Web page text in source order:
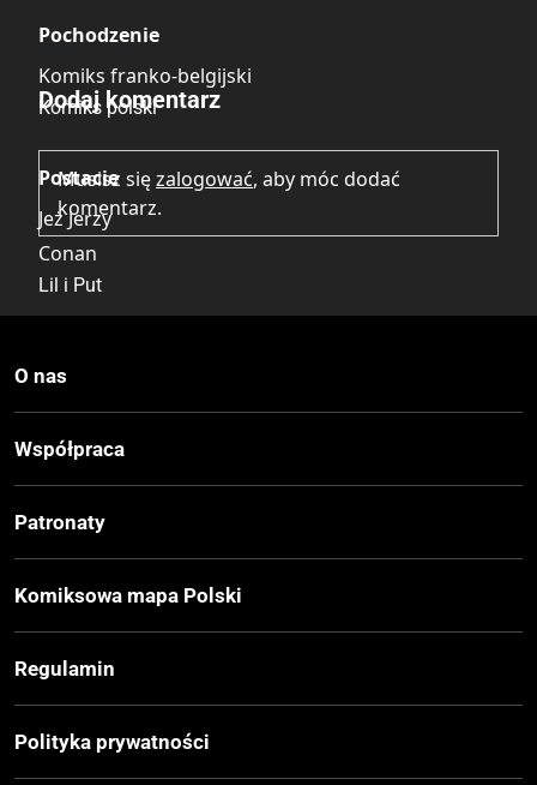
Pochodzenie
Komiks franko-belgijski
Komiks polski
Postacie
Jeż Jerzy
Conan
Lil i Put
Kolor
Dodaj komentarz
Musisz sięzalogować, aby móc dodać
komentarz.
O nas
Współpraca
Patronaty
Komiksowa mapa Polski
Regulamin
Polityka prywatności